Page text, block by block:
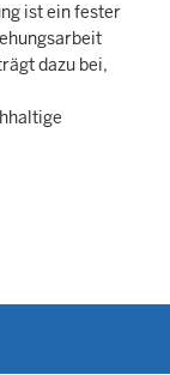
ist ein fester
dazu bei,